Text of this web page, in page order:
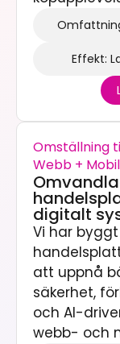
Effekt:
Omställning
Webb + Mobil
digitalt
Vi har
att uppnå
säkerhet,
och AI-
webb- och